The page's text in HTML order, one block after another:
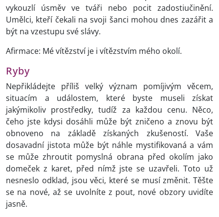
vykouzlí úsměv ve tváři nebo pocit zadostiučinění.
Umělci, kteří čekali na svoji šanci mohou dnes zazářit a
být na vzestupu své slávy.
Afirmace: Mé vítězství je i vítězstvím mého okolí.
Ryby
Nepřikládejte příliš velký význam pomíjivým věcem,
situacím a událostem, které byste museli získat
jakýmikoliv prostředky, tudíž za každou cenu. Něco,
čeho jste kdysi dosáhli může být zničeno a znovu být
obnoveno na základě získaných zkušeností. Vaše
dosavadní jistota může být náhle mystifikovaná a vám
se může zhroutit pomyslná obrana před okolím jako
domeček z karet, před nímž jste se uzavřeli. Toto už
nesneslo odklad, jsou věci, které se musí změnit. Těšte
se na nové, až se uvolníte z pout, nové obzory uvidíte
jasně.